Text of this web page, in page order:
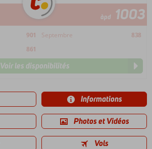
àpd 1003
901 Septembre
838
861
Voir les disponibilités
Informations
Photos et Vidéos
Vols